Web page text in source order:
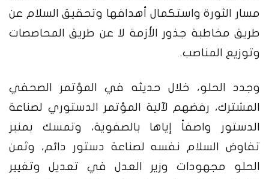
مسار الثورة واستكمال أهدافها وتحقيق السلام عن
طريق مخاطبة جذور الأزمة لا عن طريق المحاصصات
وتوزيع المناصب.
وجدد الحلو، خلال حديثه في المؤتمر الصحفي
المشترك، رفضهم لآلية المؤتمر الدستوري لصناعة
الدستور واصفاً إياها بالصفوية، وتمسك بمنبر
تفاوض السلام نفسه لصناعة دستور دائم، وثمن
الحلو مجهودات وزير العدل في تعديل وتغيير